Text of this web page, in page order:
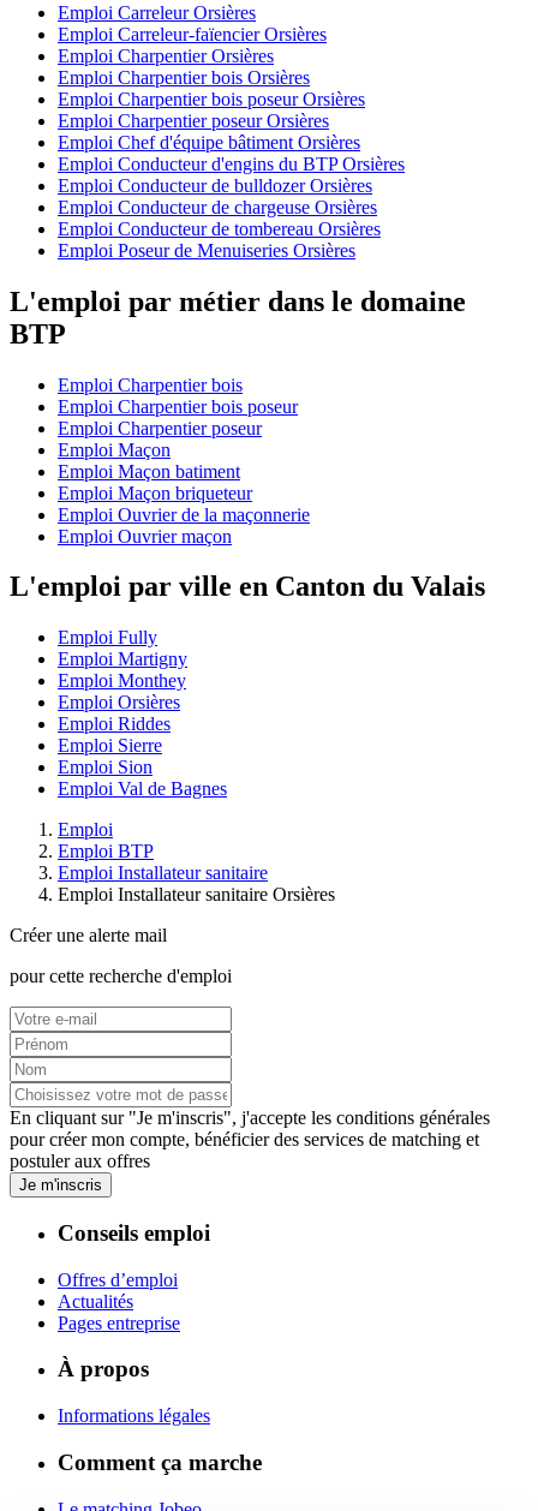
Emploi Carreleur Orsières
Emploi Carreleur-faïencier Orsières
Emploi Charpentier Orsières
Emploi Charpentier bois Orsières
Emploi Charpentier bois poseur Orsières
Emploi Charpentier poseur Orsières
Emploi Chef d'équipe bâtiment Orsières
Emploi Conducteur d'engins du BTP Orsières
Emploi Conducteur de bulldozer Orsières
Emploi Conducteur de chargeuse Orsières
Emploi Conducteur de tombereau Orsières
Emploi Poseur de Menuiseries Orsières
L'emploi par métier dans le domaine
BTP
Emploi Charpentier bois
Emploi Charpentier bois poseur
Emploi Charpentier poseur
Emploi Maçon
Emploi Maçon batiment
Emploi Maçon briqueteur
Emploi Ouvrier de la maçonnerie
Emploi Ouvrier maçon
L'emploi par ville en Canton du Valais
Emploi Fully
Emploi Martigny
Emploi Monthey
Emploi Orsières
Emploi Riddes
Emploi Sierre
Emploi Sion
Emploi Val de Bagnes
Emploi
Emploi BTP
Emploi Installateur sanitaire
Emploi Installateur sanitaire Orsières
Créer une alerte mail
pour cette recherche d'emploi
En cliquant sur "Je m'inscris", j'accepte les conditions générales
pour créer mon compte, bénéficier des services de matching et
postuler aux offres
Je m'inscris
Conseils emploi
Offres d’emploi
Actualités
Pages entreprise
À propos
Informations légales
Comment ça marche